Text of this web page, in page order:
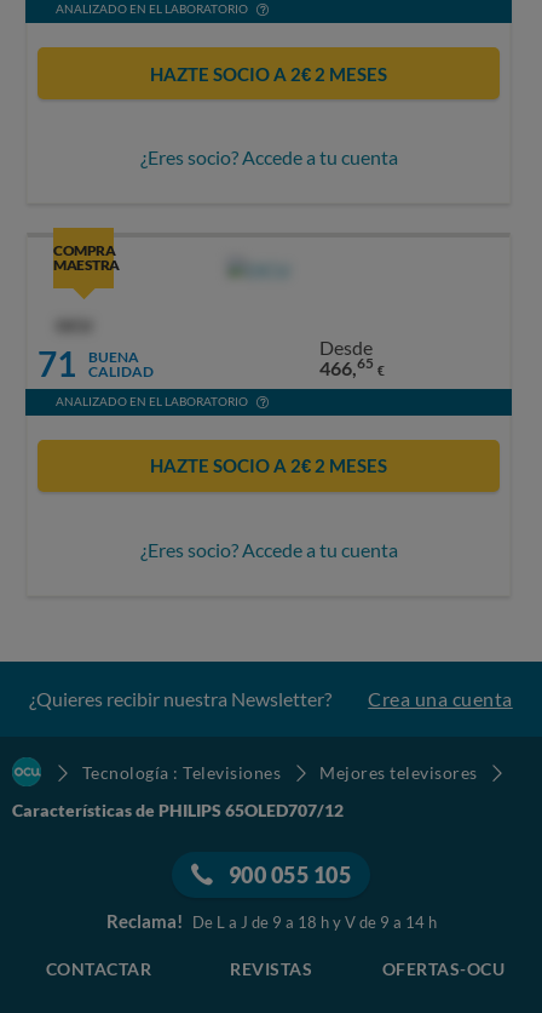
ANALIZADO EN EL LABORATORIO
HAZTE SOCIO A 2€ 2 MESES
¿Eres socio? Accede a tu cuenta
COMPRA
MAESTRA
71
BUENA
CALIDAD
Desde
466,65 €
ANALIZADO EN EL LABORATORIO
HAZTE SOCIO A 2€ 2 MESES
¿Eres socio? Accede a tu cuenta
¿Quieres recibir nuestra Newsletter? Crea una cuenta
Tecnología : Televisiones
Mejores televisores
Características de PHILIPS 65OLED707/12
900 055 105
Reclama! De L a J de 9 a 18 h y V de 9 a 14 h
CONTACTAR REVISTAS OFERTAS-OCU